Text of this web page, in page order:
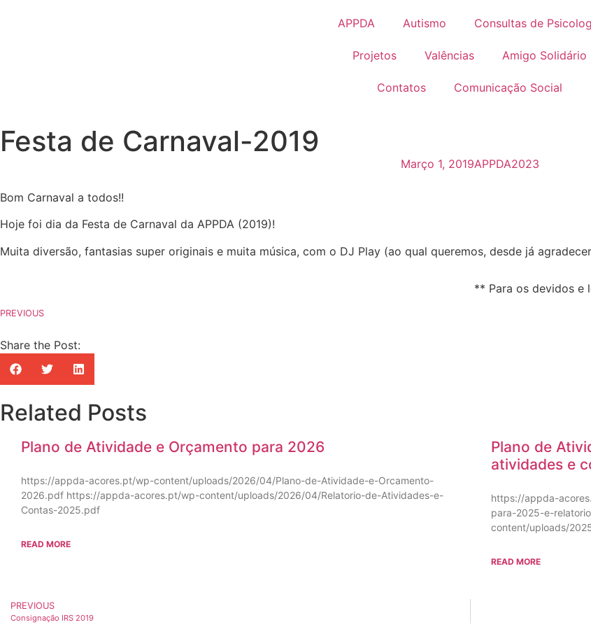
APPDA Autismo Consultas de
Projetos Valências Amigo Solidário
Contatos Comunicação Social
Festa de Carnaval-2019
Março 1, 2019APPDA2023
Bom Carnaval a todos!!
Hoje foi dia da Festa de Carnaval da APPDA (2019)!
Muita diversão, fantasias super originais e muita música, com o DJ Play (ao qual queremos, desde já
** Para os devidos e
PREVIOUS
Share the Post:
Related Posts
Plano de Atividade e Orçamento para 2026
https://appda-acores.pt/wp-content/uploads/2026/04/Plano-de-Atividade-e-Orcamento-
2026.pdf https://appda-acores.pt/wp-content/uploads/2026/04/Relatorio-de-Atividades-e-
Contas-2025.pdf
READ MORE
Plano de
atividades e
https://appda-
para-2025-e-
content/uploads/
READ MORE
PREVIOUS
Consignação IRS 2019